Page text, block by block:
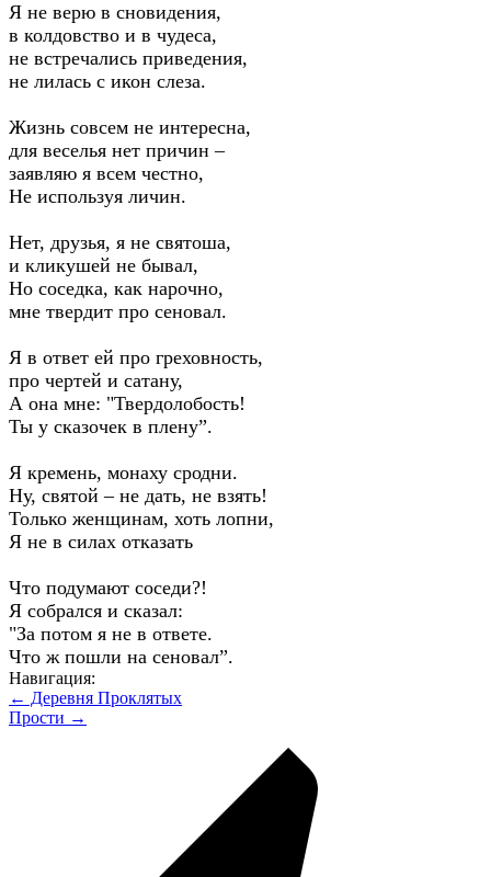
Я не верю в сновидения,
в колдовство и в чудеса,
не встречались приведения,
не лилась с икон слеза.
Жизнь совсем не интересна,
для веселья нет причин –
заявляю я всем честно,
Не используя личин.
Нет, друзья, я не святоша,
и кликушей не бывал,
Но соседка, как нарочно,
мне твердит про сеновал.
Я в ответ ей про греховность,
про чертей и сатану,
А она мне: "Твердолобость!
Ты у сказочек в плену”.
Я кремень, монаху сродни.
Ну, святой – не дать, не взять!
Только женщинам, хоть лопни,
Я не в силах отказать
Что подумают соседи?!
Я собрался и сказал:
"За потом я не в ответе.
Что ж пошли на сеновал”.
Навигация:
← Деревня Проклятых
Прости →